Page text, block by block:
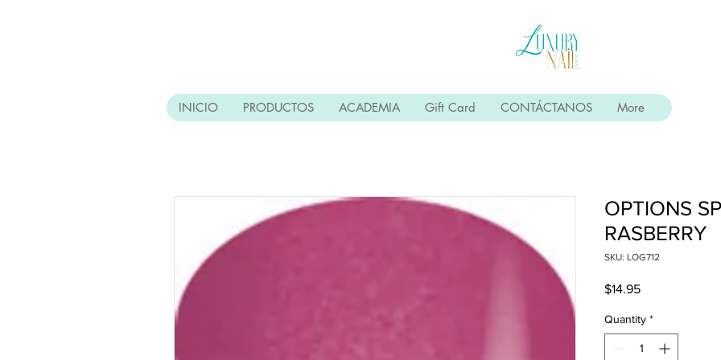
OPTIONS
RASBERRY
SKU: LOG712
$14.95Price
Quantity *
INICIO PRODUCTOS ACADEMIA Gift Card CONTÁCTANOS More